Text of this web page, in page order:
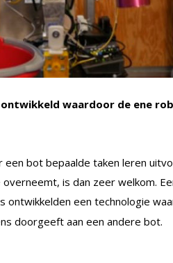
waardoor de ene
bot bepaalde taken leren
is dan zeer welkom.
ontwikkelden een technologie
doorgeeft aan een andere bot.